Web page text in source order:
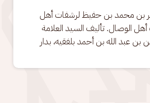
بن محمد بن حفيظ لرشفات أهل
الوصال. تأليف السيد العلامة
بن عبد الله بن أحمد بلفقيه، بدار